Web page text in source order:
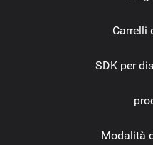
Carrelli
SDK per
Modalità